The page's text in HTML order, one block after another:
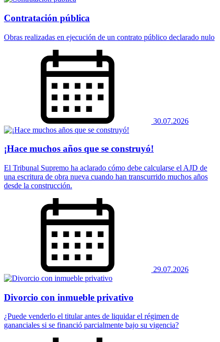
Contratación pública
Obras realizadas en ejecución de un contrato público declarado nulo
30.07.2026
¡Hace muchos años que se construyó!
El Tribunal Supremo ha aclarado cómo debe calcularse el AJD de
una escritura de obra nueva cuando han transcurrido muchos años
desde la construcción.
29.07.2026
Divorcio con inmueble privativo
¿Puede venderlo el titular antes de liquidar el régimen de
gananciales si se financió parcialmente bajo su vigencia?